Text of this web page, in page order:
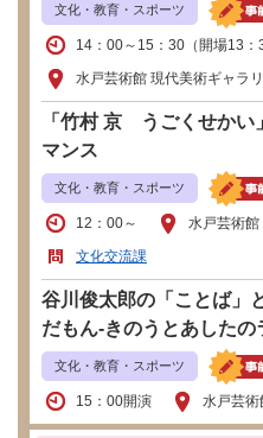
文化・教育・スポーツ
14：00～15：30（開場13：
水戸芸術館 現代美術ギャラ
「竹村 京 うごくせかい
マンス
文化・教育・スポーツ
12：00～
水戸芸術館
文化交流課
谷川俊太郎の「ことば」
だもん-きのうとあしたの
文化・教育・スポーツ
15：00開演 水戸芸術